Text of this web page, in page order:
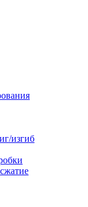
изгиб